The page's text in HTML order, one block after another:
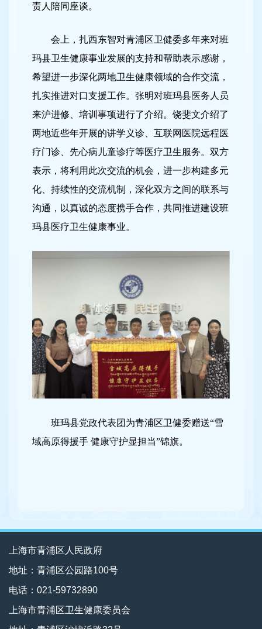
责人陪同座谈。
会上，扎西东智对青浦区卫健委多年来对班
玛县卫生健康事业发展的支持和帮助表示感谢，
希望进一步深化两地卫生健康领域的合作交流，
扎实推进对口支援工作。张明对班玛县医务人员
来沪进修、培训事项进行了介绍。饶斐文介绍了
两地近些年开展的讲学义诊、互联网医院远程医
疗门诊、先心病儿童诊疗等医疗卫生服务。双方
表示，将利用此次交流的机会，进一步构建多元
化、持续性的交流机制，深化双方之间的联系与
沟通，以真诚的态度携手合作，共同推进建设班
玛县医疗卫生健康事业。
班玛县党政代表团为青浦区卫健委赠送“雪
域高原得援手 健康守护显担当”锦旗。
上海市青浦区人民政府
地址：青浦区公园路100号
电话：021-59732890
上海市青浦区卫生健康委员会